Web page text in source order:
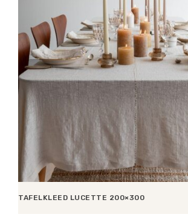
TAFELKLEED LUCETTE 200×300